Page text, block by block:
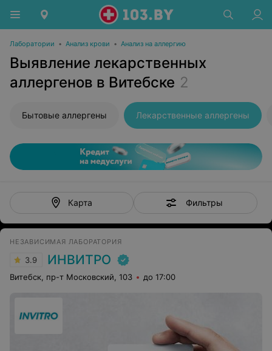
Лаборатории • Анализ крови • Анализ на аллергию
Выявление лекарственных
аллергенов в Витебске 2
Бытовые аллергены Лекарственные аллергены
Карта Фильтры
НЕЗАВИСИМАЯ ЛАБОРАТОРИЯ
3.9 ИНВИТРО
Витебск, пр-т Московский, 103 до 17:00